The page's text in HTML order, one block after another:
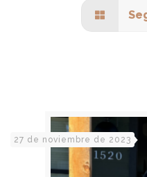
27 de noviembre de 2023